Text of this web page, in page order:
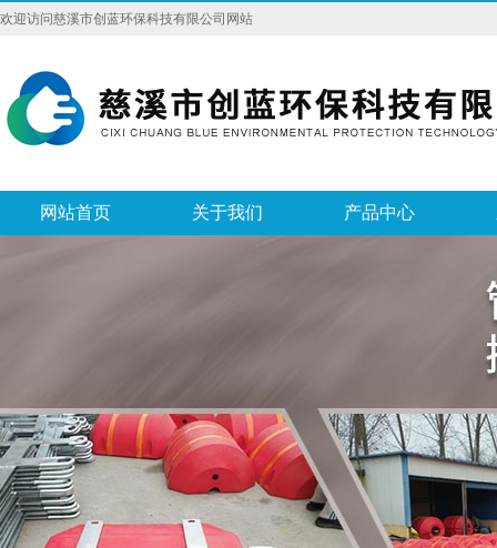
欢迎访问慈溪市创蓝环保科技有限公司网站
网站首页 关于我们 产品中心